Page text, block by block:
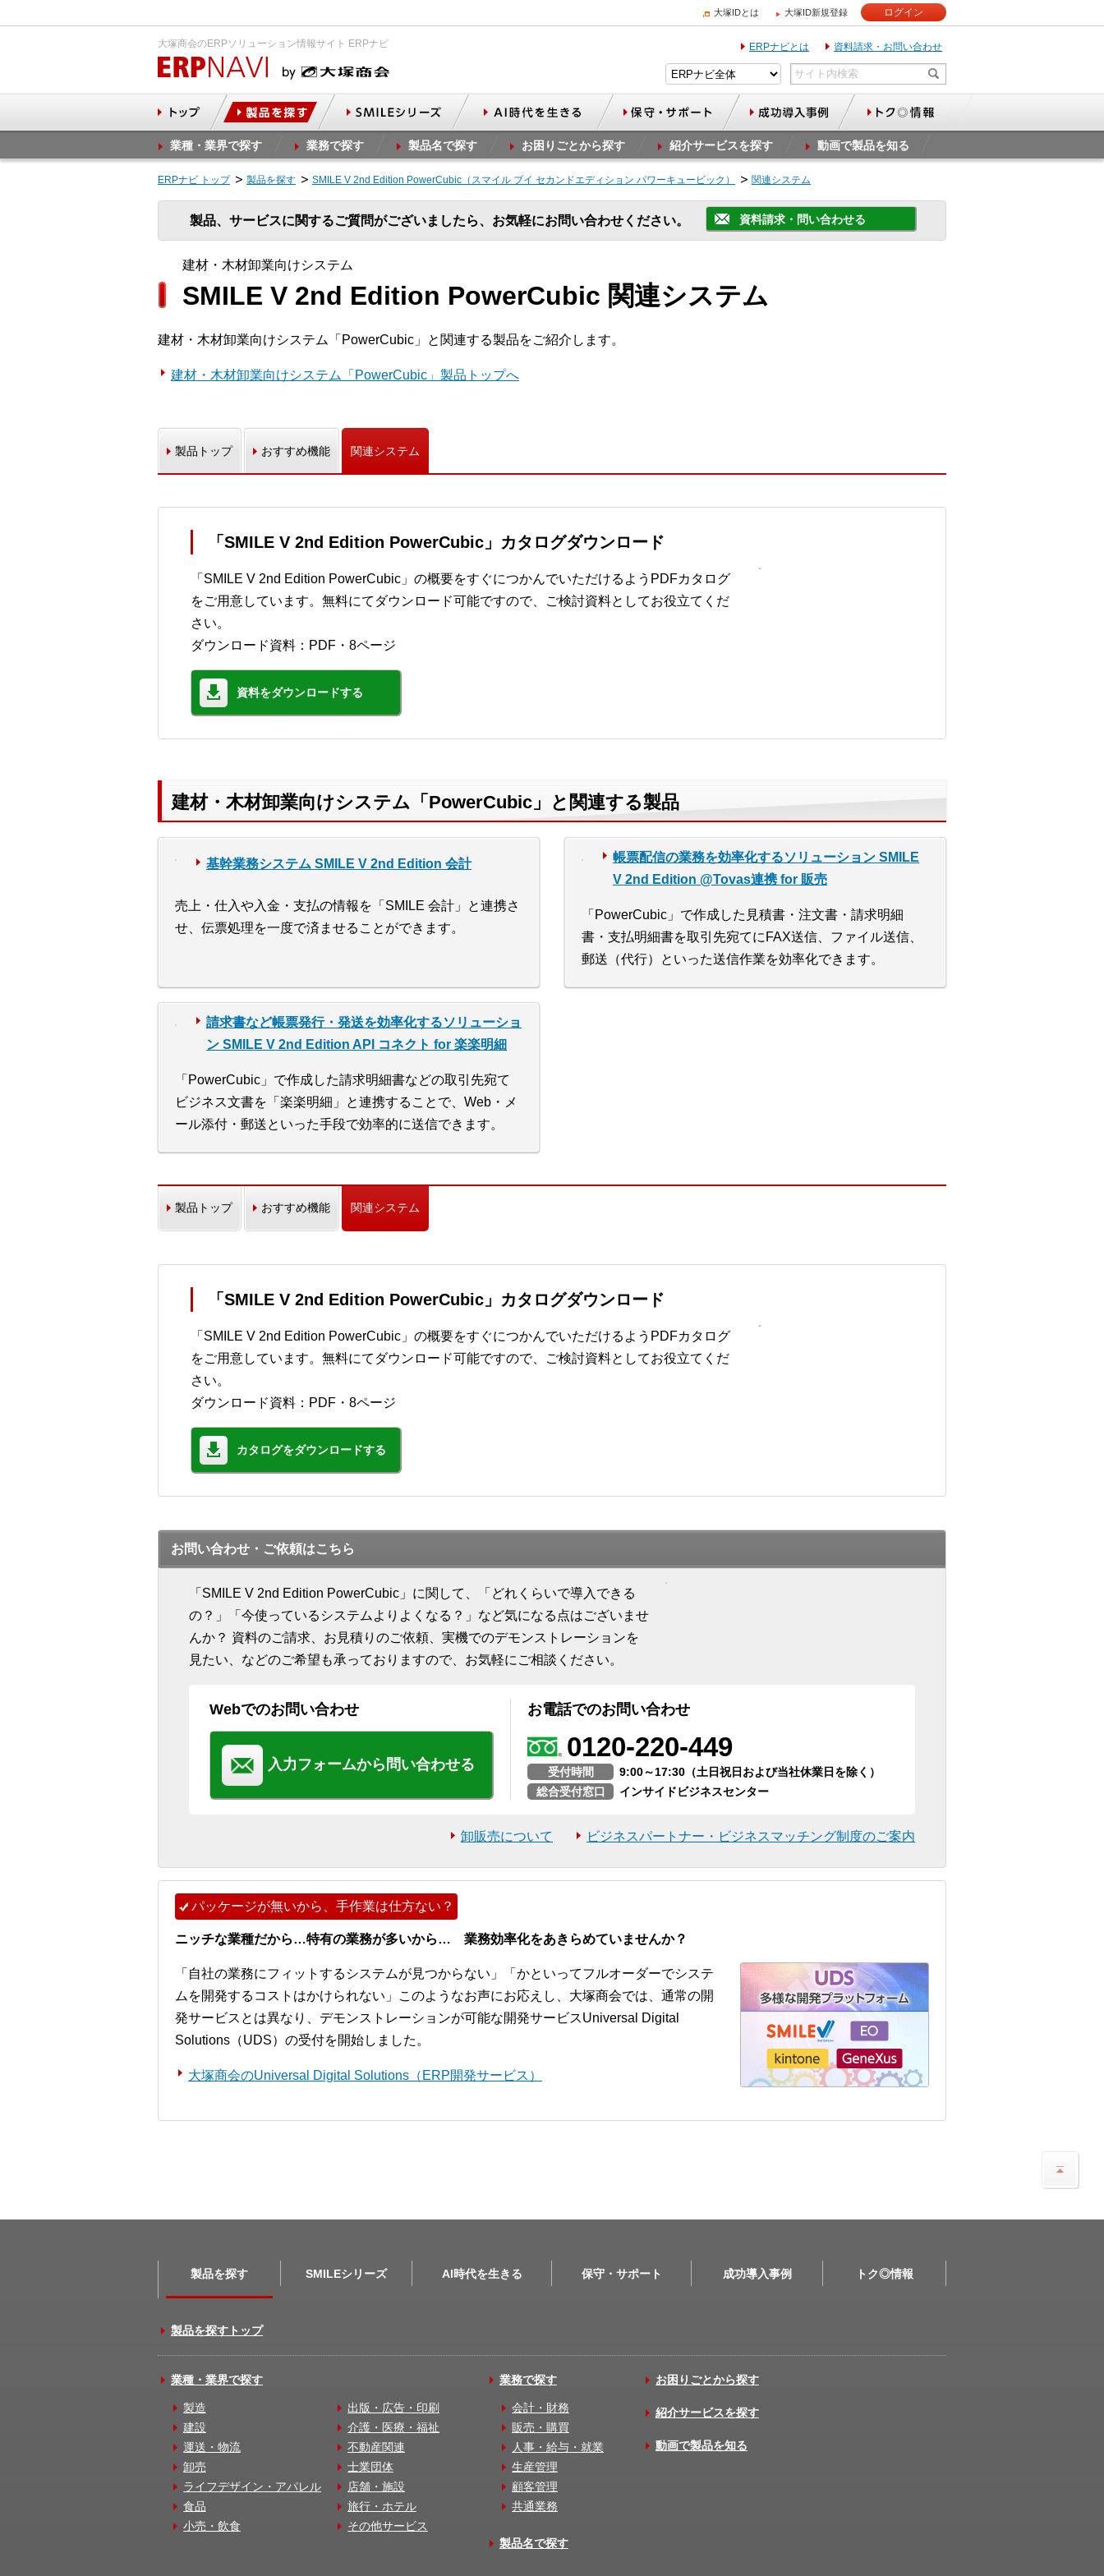
大塚IDとは 大塚ID新規登録 ログイン
大塚商会のERPソリューション情報サイト ERPナビ ERPナビとは 資料請求・お問い合わせ
業種・業界で探す 業務で探す 製品名で探す お困りごとから探す 紹介サービスを探す 動画で製品を知る
ERPナビ トップ 製品を探す SMILE V 2nd Edition PowerCubic（スマイル ブイ セカンドエディション パワーキュービック） 関連システム
製品、サービスに関するご質問がございましたら、お気軽にお問い合わせください。 資料請求・問い合わせる
建材・木材卸業向けシステム
SMILE V 2nd Edition PowerCubic 関連システム
建材・木材卸業向けシステム「PowerCubic」と関連する製品をご紹介します。
建材・木材卸業向けシステム「PowerCubic」製品トップへ
製品トップ おすすめ機能 関連システム
「SMILE V 2nd Edition PowerCubic」カタログダウンロード
「SMILE V 2nd Edition PowerCubic」の概要をすぐにつかんでいただけるようPDFカタログ
をご用意しています。無料にてダウンロード可能ですので、ご検討資料としてお役立てくだ
さい。
ダウンロード資料：PDF・8ページ
資料をダウンロードする
建材・木材卸業向けシステム「PowerCubic」と関連する製品
基幹業務システム SMILE V 2nd Edition 会計
売上・仕入や入金・支払の情報を「SMILE 会計」と連携さ
せ、伝票処理を一度で済ませることができます。
帳票配信の業務を効率化するソリューション SMILE
V 2nd Edition @Tovas連携 for 販売
「PowerCubic」で作成した見積書・注文書・請求明細
書・支払明細書を取引先宛てにFAX送信、ファイル送信、
郵送（代行）といった送信作業を効率化できます。
請求書など帳票発行・発送を効率化するソリューショ
ン SMILE V 2nd Edition API コネクト for 楽楽明細
「PowerCubic」で作成した請求明細書などの取引先宛て
ビジネス文書を「楽楽明細」と連携することで、Web・メ
ール添付・郵送といった手段で効率的に送信できます。
製品トップ おすすめ機能 関連システム
「SMILE V 2nd Edition PowerCubic」カタログダウンロード
「SMILE V 2nd Edition PowerCubic」の概要をすぐにつかんでいただけるようPDFカタログ
をご用意しています。無料にてダウンロード可能ですので、ご検討資料としてお役立てくだ
さい。
ダウンロード資料：PDF・8ページ
カタログをダウンロードする
お問い合わせ・ご依頼はこちら
「SMILE V 2nd Edition PowerCubic」に関して、「どれくらいで導入できる
の？」「今使っているシステムよりよくなる？」など気になる点はございませ
んか？ 資料のご請求、お見積りのご依頼、実機でのデモンストレーションを
見たい、などのご希望も承っておりますので、お気軽にご相談ください。
Webでのお問い合わせ
入力フォームから問い合わせる
お電話でのお問い合わせ
0120-220-449
受付時間
9:00～17:30（土日祝日および当社休業日を除く）
総合受付窓口
インサイドビジネスセンター
卸販売について ビジネスパートナー・ビジネスマッチング制度のご案内
パッケージが無いから、手作業は仕方ない？
ニッチな業種だから…特有の業務が多いから… 業務効率化をあきらめていませんか？
「自社の業務にフィットするシステムが見つからない」「かといってフルオーダーでシステ
ムを開発するコストはかけられない」このようなお声にお応えし、大塚商会では、通常の開
発サービスとは異なり、デモンストレーションが可能な開発サービスUniversal Digital
Solutions（UDS）の受付を開始しました。
大塚商会のUniversal Digital Solutions（ERP開発サービス）
製品を探す SMILEシリーズ AI時代を生きる 保守・サポート 成功導入事例 トク◎情報
製品を探すトップ
業種・業界で探す
製造
建設
運送・物流
卸売
ライフデザイン・アパレル
食品
小売・飲食
出版・広告・印刷
介護・医療・福祉
不動産関連
士業団体
店舗・施設
旅行・ホテル
その他サービス
業務で探す
会計・財務
販売・購買
人事・給与・就業
生産管理
顧客管理
共通業務
製品名で探す
お困りごとから探す
紹介サービスを探す
動画で製品を知る